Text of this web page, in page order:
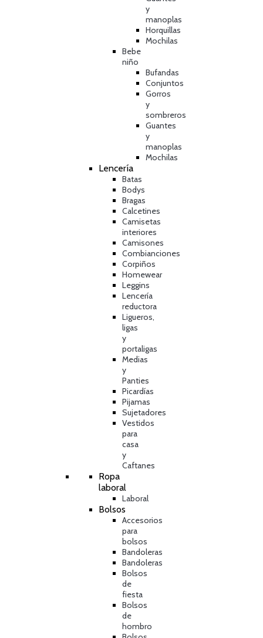
y
manoplas
Horquillas
Mochilas
Bebe
niño
Bufandas
Conjuntos
Gorros
y
sombreros
Guantes
y
manoplas
Mochilas
Lencería
Batas
Bodys
Bragas
Calcetines
Camisetas
interiores
Camisones
Combianciones
Corpiños
Homewear
Leggins
Lencería
reductora
Ligueros,
ligas
y
portaligas
Medias
y
Panties
Picardías
Pijamas
Sujetadores
Vestidos
para
casa
y
Caftanes
Ropa
laboral
Laboral
Bolsos
Accesorios
para
bolsos
Bandoleras
Bandoleras
Bolsos
de
fiesta
Bolsos
de
hombro